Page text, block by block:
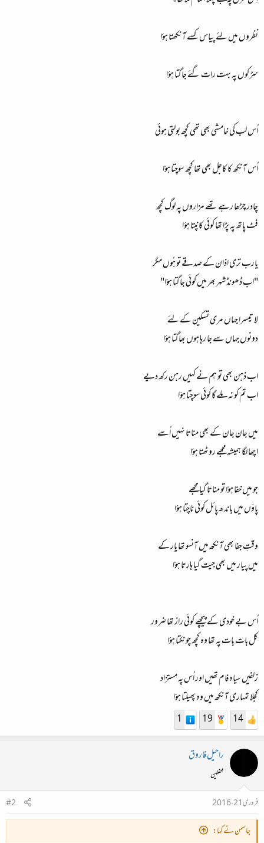
نظروں میں لئے پیاس کسے آنکھتا ہؤا
سڑکوں پہ بہت رات گئے جاگتا ہؤا
اُس لب کی خامشی بھی تھی کچھ بولتی ہوئی
اُس آنکھ کا کاجل بھی تھا کچھ سوچتا ہؤا
چادر چڑھا رہے تھے مزاروں پہ لوگ کچھ
فٹ پاتھ پہ پڑا تھا کوئی کانپتا ہؤا
یارب تری اذان کے صدقے تو ہُوں مگر
"اب ڈھونڈ شہر بھر میں کوئی جاگتا ہؤا"
لا تیسرا جہاں مری تسکین کے لئے
دونوں جہاں سے جا رہا ہوں بھاگتا ہؤا
اب ذہن بھی تو ہم نے کہیں رہن رکھ دیے
اب تم کو نہ ملے گا کوئی سوچتا ہؤا
میں جان جان کے بھی مناتا نہیں اُسے
اچھا لگا ہمیشہ مجھے روٹھتا ہؤا
جو میں خفا ہؤا تو مناتا گیا مجھے
پاؤں میں باندھ پائل کوئی ناچتا ہؤا
وقتِ جفا بھی آنکھ میں آنسو تھا یار کے
میں پیار میں بھی جیت گیا ہارتا ہؤا
اُس بے خودی کے پیچھے کوئی راز تھا ضرور
کل بات بات پہ تھا وہ کچھ چونکتا ہؤا
زلفیں سیاہ فام تھیں اور اُس پہ مستزاد
کجلا تمہاری آنکھ میں وہ پھیلتا ہؤا
14
19
1
راحیل فاروق
محفلین
فروری 21، 2016
#2
جاسمن نے کہا: